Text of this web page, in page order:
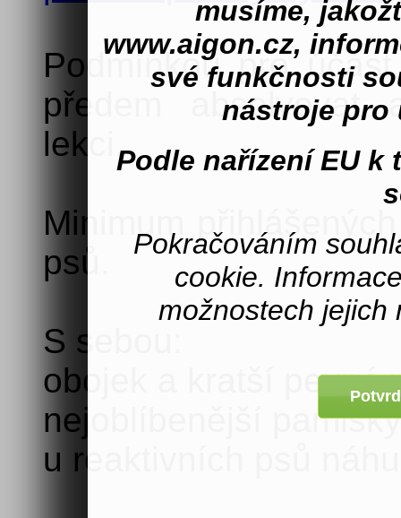
musíme,
www.aigon.cz,
své funkčnosti
nástroje pro
Podle nařízení EU k
Pokračováním
cookie.
možnostech jejich
Podmínkou pro
předem absolvovat
lekci.
Minimum
psů.
S sebou:
obojek a kratší pevné
nejoblíbenější
u reaktivních psů